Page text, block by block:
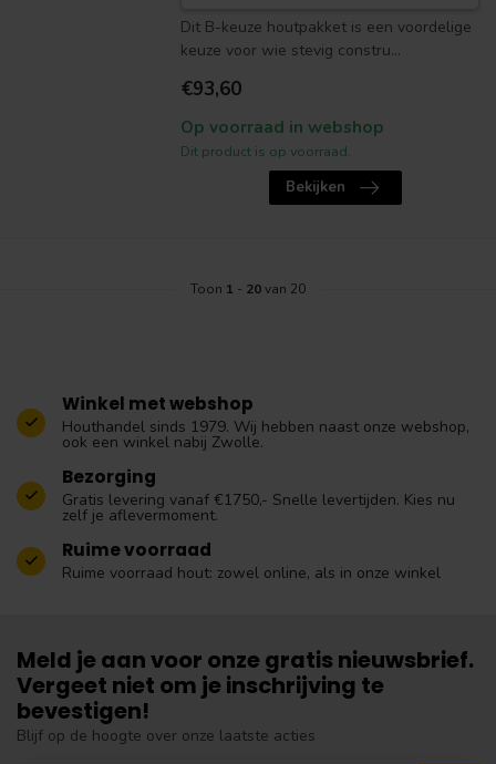
Dit B-keuze houtpakket is een voordelige
keuze voor wie stevig constru...
€93,60
Op voorraad in webshop
Dit product is op voorraad.
Bekijken
Toon 1 - 20van 20
Winkel met webshop
Houthandel sinds 1979. Wij hebben naast onze webshop,
ook een winkel nabij Zwolle.
Bezorging
Gratis levering vanaf €1750,- Snelle levertijden. Kies nu
zelf je aflevermoment.
Ruime voorraad
Ruime voorraad hout: zowel online, als in onze winkel
Meld je aan voor onze gratis nieuwsbrief.
Vergeet niet om je inschrijving te
bevestigen!
Blijf op de hoogte over onze laatste acties